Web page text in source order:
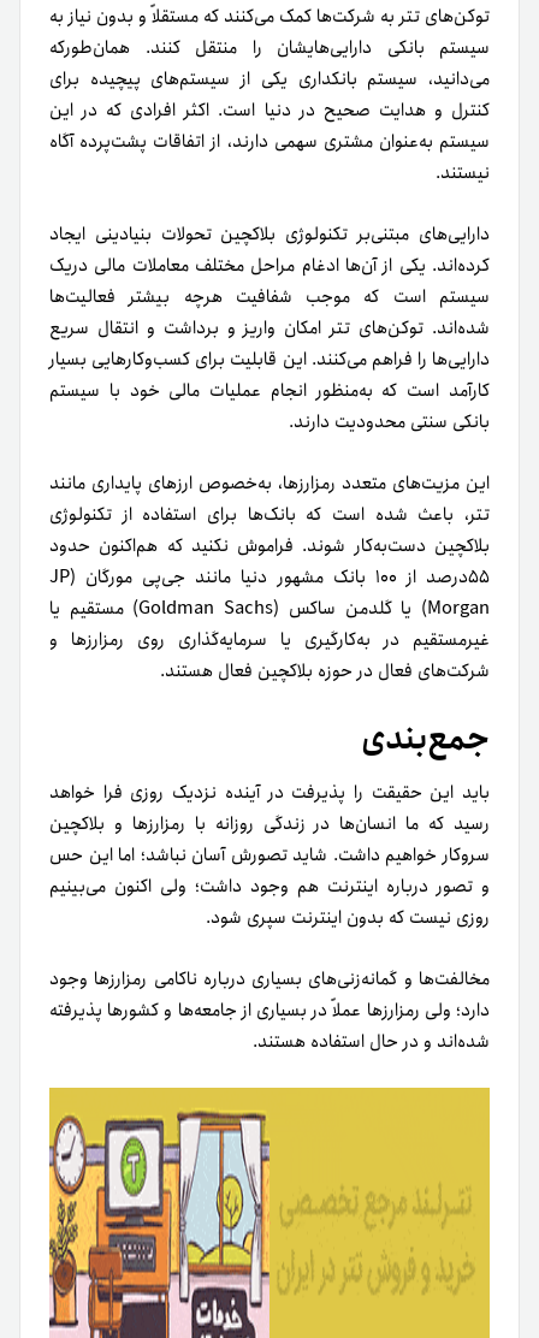
توکن‌های تتر به شرکت‌ها کمک می‌کنند که مستقلاً و بدون نیاز به
سیستم بانکی دارایی‌هایشان را منتقل کنند. همان‌طور‌که
می‌دانید، سیستم بانکداری یکی از سیستم‌های پیچیده‌ برای
کنترل و هدایت صحیح در دنیا است. اکثر افرادی که در این
سیستم به‌عنوان مشتری سهمی دارند، از اتفاقات پشت‌پرده آگاه
نیستند.
دارایی‌های مبتنی‌بر تکنولوژی بلاکچین تحولات بنیادینی ایجاد
کرده‌اند. یکی از آن‌ها ادغام مراحل مختلف معاملات مالی دریک
سیستم است که موجب شفافیت هرچه بیشتر فعالیت‌ها
شده‌اند. توکن‌های تتر امکان واریز و برداشت و انتقال سریع
دارایی‌ها را فراهم می‌کنند. این قابلیت برای کسب‌و‌کارهایی بسیار
کارآمد است که به‌منظور انجام عملیات مالی خود با سیستم
بانکی سنتی محدودیت دارند.
این مزیت‌های متعدد رمزارزها، به‌خصوص ارزهای پایداری مانند
تتر، باعث شده است که بانک‌ها برای استفاده از تکنولوژی
بلاکچین دست‌به‌کار شوند. فراموش نکنید که هم‌اکنون حدود
۵۵درصد از ۱۰۰ بانک‌ مشهور دنیا مانند جی‌پی مورگان (JP
Morgan) یا گلدمن ساکس (Goldman Sachs) مستقیم یا
غیرمستقیم در به‌کارگیری یا سرمایه‌گذاری روی رمزارزها و
شرکت‌های فعال در حوزه بلاکچین فعال هستند.
جمع‌بندی
باید این حقیقت را پذیرفت در آینده نزدیک روزی فرا خواهد
رسید که ما انسان‌ها در زندگی روزانه با رمزارزها و بلاکچین
سروکار خواهیم داشت. شاید تصورش آسان نباشد؛ اما این حس
و تصور درباره اینترنت هم وجود داشت؛ ولی اکنون می‌بینیم
روزی نیست که بدون اینترنت سپری شود.
مخالفت‌ها و گمانه‌زنی‌های بسیاری درباره ناکامی رمزارزها وجود
دارد؛ ولی رمزارزها عملاً در بسیاری از جامعه‌ها و کشورها پذیرفته
شده‌اند و در حال استفاده هستند.